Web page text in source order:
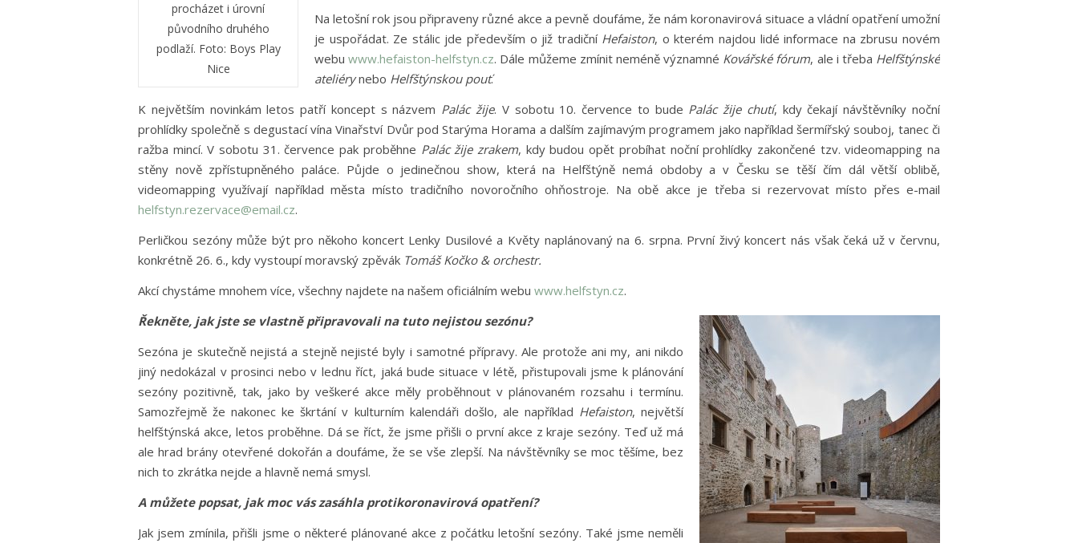
procházet i úrovní
původního druhého
podlaží. Foto: Boys Play
Nice
Na letošní rok jsou připraveny různé akce a pevně doufáme, že nám koronavirová situace a vládní opatření umožní
je uspořádat. Ze stálic jde především o již tradiční Hefaiston, o kterém najdou lidé informace na zbrusu novém
webuwww.hefaiston-helfstyn.cz. Dále můžeme zmínit neméně významné Kovářské fórum, ale i třeba Helfštýnské
ateliérynebo Helfštýnskou pouť.
K největším novinkám letos patří koncept s názvem Palác žije. V sobotu 10. července to bude Palác žije chutí, kdy čekají návštěvníky noční
prohlídky společně s degustací vína Vinařství Dvůr pod Starýma Horama a dalším zajímavým programem jako například šermířský souboj, tanec či
ražba mincí. V sobotu 31. července pak proběhne Palác žije zrakem, kdy budou opět probíhat noční prohlídky zakončené tzv. videomapping na
stěny nově zpřístupněného paláce. Půjde o jedinečnou show, která na Helfštýně nemá obdoby a v Česku se těší čím dál větší oblibě,
videomapping využívají například města místo tradičního novoročního ohňostroje. Na obě akce je třeba si rezervovat místo přes e-mail
helfstyn.rezervace@email.cz.
Perličkou sezóny může být pro někoho koncert Lenky Dusilové a Květy naplánovaný na 6. srpna. První živý koncert nás však čeká už v červnu,
konkrétně 26. 6., kdy vystoupí moravský zpěvák Tomáš Kočko & orchestr.
Akcí chystáme mnohem více, všechny najdete na našem oficiálním webu www.helfstyn.cz.
Řekněte, jak jste se vlastně připravovali na tuto nejistou sezónu?
Sezóna je skutečně nejistá a stejně nejisté byly i samotné přípravy. Ale protože ani my, ani nikdo
jiný nedokázal v prosinci nebo v lednu říct, jaká bude situace v létě, přistupovali jsme k plánování
sezóny pozitivně, tak, jako by veškeré akce měly proběhnout v plánovaném rozsahu i termínu.
Samozřejmě že nakonec ke škrtání v kulturním kalendáři došlo, ale například Hefaiston, největší
helfštýnská akce, letos proběhne. Dá se říct, že jsme přišli o první akce z kraje sezóny. Teď už má
ale hrad brány otevřené dokořán a doufáme, že se vše zlepší. Na návštěvníky se moc těšíme, bez
nich to zkrátka nejde a hlavně nemá smysl.
A můžete popsat, jak moc vás zasáhla protikoronavirová opatření?
Jak jsem zmínila, přišli jsme o některé plánované akce z počátku letošní sezóny. Také jsme neměli